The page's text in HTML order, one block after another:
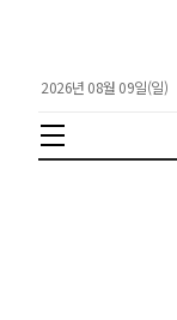
2026년 08월 09일(일)